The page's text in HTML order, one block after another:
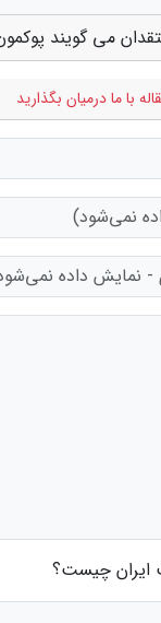
می گویند
با ما درمیان بگذارید
ایران چیست؟